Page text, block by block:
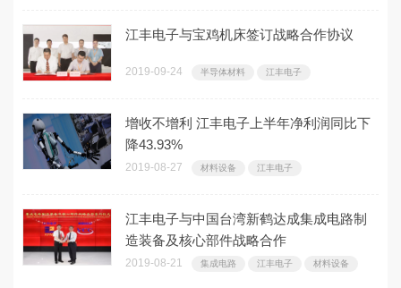
江丰电子与宝鸡机床签订战略合作协议
2019-09-24 半导体材料 江丰电子
增收不增利 江丰电子上半年净利润同比下
降43.93%
2019-08-27 材料设备 江丰电子
江丰电子与中国台湾新鹤达成集成电路制
造装备及核心部件战略合作
2019-08-21 集成电路 江丰电子 材料设备